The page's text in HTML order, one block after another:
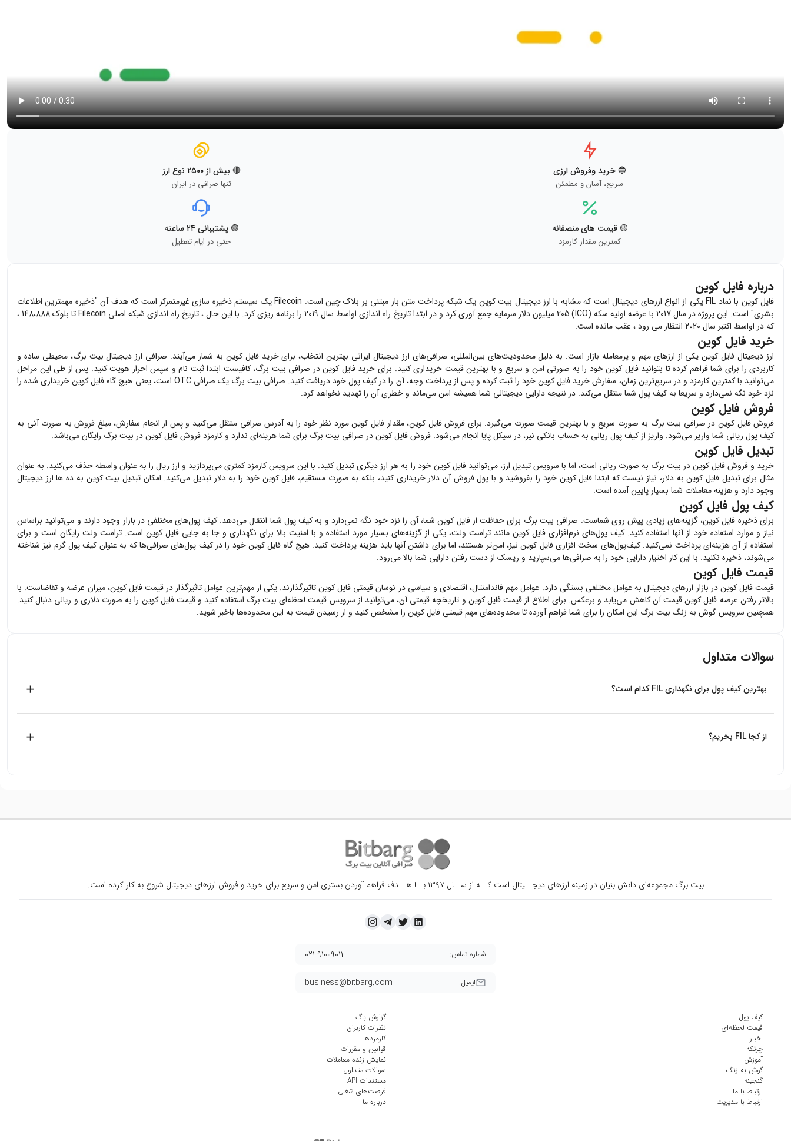
🔵 خرید وفروش ارزی
سریع، آسان و مطمئن
🔴 بیش از ۲۵۰۰ نوع ارز
تنها صرافی در ایران
🟡 قیمت های منصفانه
کمترین مقدار کارمزد
🟢 پشتیبانی ۲۴ ساعته
حتی در ایام تعطیل
درباره فایل کوین
فایل کوین با نماد FIL یکی از انواع ارزهای دیجیتال است که مشابه با ارز دیجیتال بیت کوین یک شبکه پرداخت متن باز مبتنی بر بلاک چین است. Filecoin یک سیستم ذخیره سازی غیرمتمرکز است که هدف آن "ذخیره مهمترین اطلاعات
بشری" است. این پروژه در سال 2017 با عرضه اولیه سکه (ICO) 205 میلیون دلار سرمایه جمع آوری کرد و در ابتدا تاریخ راه اندازی اواسط سال 2019 را برنامه ریزی کرد. با این حال ، تاریخ راه اندازی شبکه اصلی Filecoin تا بلوک 148،888 ،
که در اواسط اکتبر سال 2020 انتظار می رود ، عقب مانده است.
خرید فایل کوین
ارز دیجیتال فایل کوینیکی از ارزهای مهم و پرمعامله بازار است. به دلیل محدودیت‌های بین‌المللی، صرافی‌های ارز دیجیتال ایرانی بهترین انتخاب، برای خریدفایل کوین به شمار می‌آیند. صرافی ارز دیجیتال بیت برگ، محیطی ساده و
کاربردی را برای شما فراهم کرده تا بتوانیدفایل کوینخود را به صورتی امن و سریع و با بهترین قیمت خریداری کنید. برای خریدفایل کویندر صرافی بیت برگ، کافیست ابتدا ثبت نام و سپس احراز هویت کنید. پس از طی این مراحل
می‌توانید با کمترین کارمزد و در سریع‌ترین زمان، سفارش خرید فایل کوینخود را ثبت کرده و پس از پرداخت وجه، آن را در کیف پول خود دریافت کنید. صرافی بیت برگ یک صرافی OTC است، یعنی هیچ گاه فایل کوینخریداری شده را
نزد خود نگه نمی‌دارد و سریعا به کیف پول شما منتقل می‌کند. در نتیجه دارایی دیجیتالی شما همیشه امن می‌ماند و خطری آن را تهدید نخواهد کرد.
فروش فایل کوین
فروشفایل کوین در صرافی بیت برگ به صورت سریع و با بهترین قیمت صورت می‌گیرد. برای فروشفایل کوین، مقدار فایل کوینمورد نظر خود را به آدرس صرافی منتقل می‌کنید و پس از انجام سفارش، مبلغ فروش به صورت آنی به
کیف پول ریالی شما واریز می‌شود. واریز از کیف پول ریالی به حساب بانکی نیز، در سیکل پایا انجام می‌شود. فروشفایل کویندر صرافی بیت برگ برای شما هزینه‌ای ندارد و کارمزد فروشفایل کویندر بیت برگ رایگان می‌باشد.
تبدیل فایل کوین
خرید و فروشفایل کویندر بیت برگ به صورت ریالی است، اما با سرویس تبدیل ارز، می‌توانیدفایل کوینخود را به هر ارز دیگری تبدیل کنید. با این سرویس کارمزد کمتری می‌پردازید و ارز ریال را به عنوان واسطه حذف می‌کنید. به عنوان
مثال برای تبدیلفایل کوینبه دلار، نیاز نیست که ابتدا فایل کوین خود را بفروشید و با پول فروش آن دلار خریداری کنید، بلکه به صورت مستقیم، فایل کوین خود را به دلار تبدیل می‌کنید. امکان تبدیل بیت کوین به ده ها ارز دیجیتال
وجود دارد و هزینه معاملات شما بسیار پایین آمده است.
کیف پول فایل کوین
برای ذخیره فایل کوین، گزینه‌های زیادی پیش روی شماست. صرافی بیت برگ برای حفاظت ازفایل کوینشما، آن را نزد خود نگه نمی‌دارد و به کیف پول شما انتقال می‌دهد. کیف پول‌های مختلفی در بازار وجود دارند و می‌توانید براساس
نیاز و موارد استفاده خود از آنها استفاده کنید. کیف پول‌های نرم‌افزاریفایل کوین مانند تراست ولت، یکی از گزینه‌های بسیار مورد استفاده و با امنیت بالا برای نگهداری و جا به جایی فایل کویناست. تراست ولت رایگان است و برای
استفاده از آن هزینه‌ای پرداخت نمی‌کنید. کیف‌پول‌های سخت افزاریفایل کویننیز، امن‌تر هستند، اما برای داشتن آنها باید هزینه پرداخت کنید. هیچ گاه فایل کوینخود را در کیف پول‌های صرافی‌ها که به عنوان کیف پول گرم نیز شناخته
می‌شوند، ذخیره نکنید. با این کار اختیار دارایی خود را به صرافی‌ها می‌سپارید و ریسک از دست رفتن دارایی شما بالا می‌رود.
قیمت فایل کوین
قیمتفایل کویندر بازار ارزهای دیجیتال به عوامل مختلفی بستگی دارد. عوامل مهم فاندامنتال، اقتصادی و سیاسی در نوسان قیمتی فایل کوینتاثیرگذارند. یکی از مهم‌ترین عوامل تاثیرگذار در قیمتفایل کوین، میزان عرضه و تقاضاست. با
بالاتر رفتن عرضه فایل کوینقیمت آن کاهش می‌یابد و برعکس. برای اطلاع از قیمتفایل کوین و تاریخچه قیمتی آن، می‌توانید از سرویس قیمت لحظه‌ای بیت برگ استفاده کنید و قیمتفایل کوین را به صورت دلاری و ریالی دنبال کنید.
همچنین سرویس گوش به زنگ بیت برگ این امکان را برای شما فراهم آورده تا محدوده‌های مهم قیمتی فایل کوین را مشخص کنید و از رسیدن قیمت به این محدوده‌ها باخبر شوید.
سوالات متداول
بهترین کیف پول برای نگهداری FIL کدام است؟
از بین کیف پول هایی که ارز FIL را پشتیبانی می‌کنند، کیف پول Trust wallet کیف پول سرد رسمی بایننس است که پیشنهاد میکنیم از آن استفاده کنید.
از کجا FIL بخریم؟
بیت برگ مجموعه‌ای دانش بنیان در زمینه ارزهای دیجــیتال است کــه از ســال ۱۳۹۷ بــا هــدف فراهم آوردن بستری امن و سریع برای خرید و فروش ارزهای دیجیتال شروع به کار کرده است.
ایمیل: business@bitbarg.com
شماره تماس: ۰۲۱-۹۱۰۰۹۰۱۱
کیف پول
قیمت لحظه‌ای
اخبار
چرتکه
آموزش
گوش به زنگ
گنجینه
ارتباط با ما
ارتباط با مدیریت
گزارش باگ
نظرات کاربران
کارمزد‌ها
قوانین و مقررات
نمایش زنده معاملات
سوالات متداول
مستندات API
فرصت‌های شغلی
درباره ما